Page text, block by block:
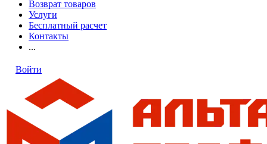
Возврат товаров
Услуги
Бесплатный расчет
Контакты
...
Войти